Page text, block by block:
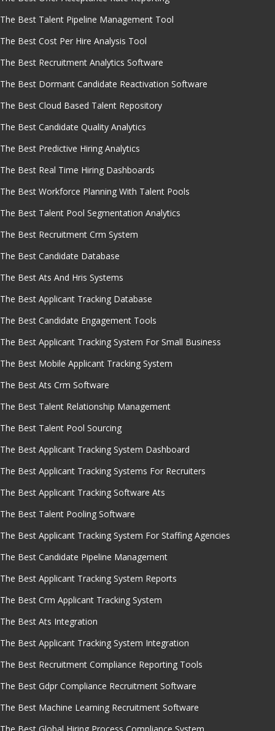
The Best Talent Pipeline Management Tool
The Best Cost Per Hire Analysis Tool
The Best Recruitment Analytics Software
The Best Dormant Candidate Reactivation Software
The Best Cloud Based Talent Repository
The Best Candidate Quality Analytics
The Best Predictive Hiring Analytics
The Best Real Time Hiring Dashboards
The Best Workforce Planning With Talent Pools
The Best Talent Pool Segmentation Analytics
The Best Recruitment Crm System
The Best Candidate Database
The Best Ats And Hris Systems
The Best Applicant Tracking Database
The Best Candidate Engagement Tools
The Best Applicant Tracking System For Small Business
The Best Mobile Applicant Tracking System
The Best Ats Crm Software
The Best Talent Relationship Management
The Best Talent Pool Sourcing
The Best Applicant Tracking System Dashboard
The Best Applicant Tracking Systems For Recruiters
The Best Applicant Tracking Software Ats
The Best Talent Pooling Software
The Best Applicant Tracking System For Staffing Agencies
The Best Candidate Pipeline Management
The Best Applicant Tracking System Reports
The Best Crm Applicant Tracking System
The Best Ats Integration
The Best Applicant Tracking System Integration
The Best Recruitment Compliance Reporting Tools
The Best Gdpr Compliance Recruitment Software
The Best Machine Learning Recruitment Software